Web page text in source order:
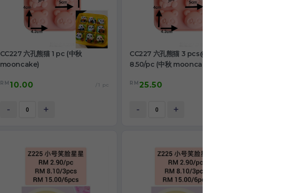
CC227 六孔熊猫 1 pc (中秋
mooncake)
RM 10.00 /1 pc
- +
CC227 六孔熊猫 3 pcs@RM
8.50/pc (中秋 mooncake)
RM 25.50
- +